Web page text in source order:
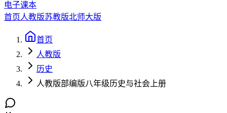
电子课本
首页人教版苏教版北师大版
首页
人教版
历史
人教版部编版八年级历史与社会上册